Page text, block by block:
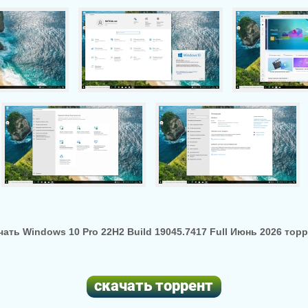
Windows 10 Pro 22H2 Build 19045.7417 Full Июнь 2026